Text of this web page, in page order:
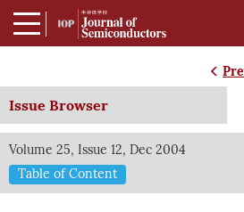
Issue Browser
Volume 25, Issue 12, Dec 2004
Table of Content